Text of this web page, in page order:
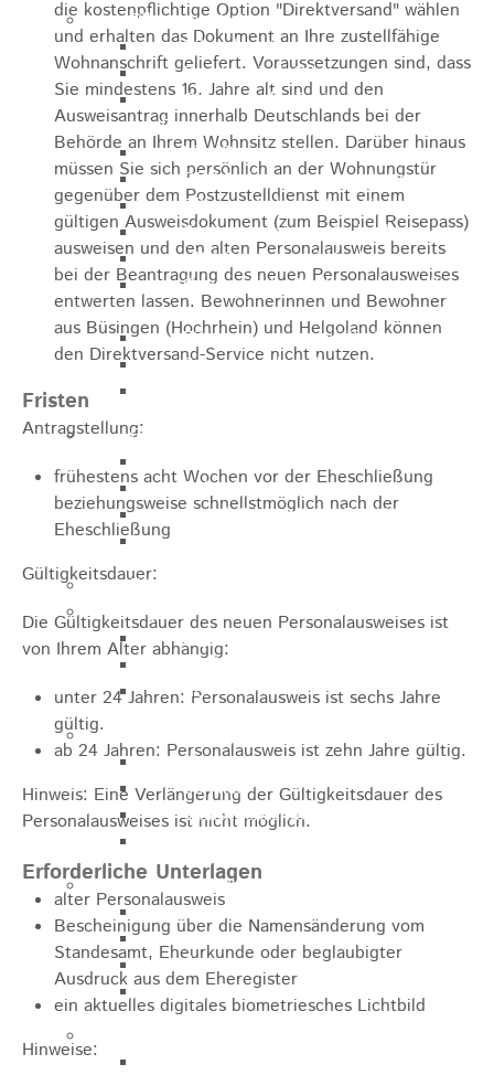
Pflegeangebote
Pflegeberatung
Runder Tisch Pflege
Ökumenische Sozialstation
Rosenstein
Villa Rosenstein
DRK Mehrgenerationenhaus
Pflegewohnhaus Haus Kielwein
Seniorenzentrum Heubach
VDK Ortsverband Heubach
Ökumenische Nachbarschaftshilfe
Heubach
Förderverein Altenhilfe Heubach e.V.
Seniorenwohnanlage Haus Hohgarten
Familie
Zukunftswerkstatt
Sozialpädagogische Familienberatung
Ferienprogramm
Jugend
Jugendbüro
Stadtjugendring
JIL
Kindertagesstätten
Schulen
Volkshochschule
Gesundheit & Medizin
Notrufe
Notdienste
Ärzte
Apotheken
die kostenpflichtige Option "Direktversand" wählen
und erhalten das Dokument an Ihre zustellfähige
Wohnanschrift geliefert. Voraussetzungen sind, dass
Sie mindestens 16. Jahre alt sind und den
Ausweisantrag innerhalb Deutschlands bei der
Behörde an Ihrem Wohnsitz stellen. Darüber hinaus
müssen Sie sich persönlich an der Wohnungstür
gegenüber dem Postzustelldienst mit einem
gültigen Ausweisdokument (zum Beispiel Reisepass)
ausweisen und den alten Personalausweis bereits
bei der Beantragung des neuen Personalausweises
entwerten lassen. Bewohnerinnen und Bewohner
aus Büsingen (Hochrhein) und Helgoland können
den Direktversand-Service nicht nutzen.
Fristen
Antragstellung:
frühestens acht Wochen vor der Eheschließung
beziehungsweise schnellstmöglich nach der
Eheschließung
Gültigkeitsdauer:
Die Gültigkeitsdauer des neuen Personalausweises ist
von Ihrem Alter abhängig:
unter 24 Jahren: Personalausweis ist sechs Jahre
gültig.
ab 24 Jahren: Personalausweis ist zehn Jahre gültig.
Hinweis: Eine Verlängerung der Gültigkeitsdauer des
Personalausweises ist nicht möglich.
Erforderliche Unterlagen
alter Personalausweis
Bescheinigung über die Namensänderung vom
Standesamt, Eheurkunde oder beglaubigter
Ausdruck aus dem Eheregister
ein aktuelles digitales biometriesches Lichtbild
Hinweise: